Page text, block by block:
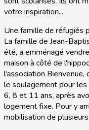
votre inspiration...
Une famille de réfugiés
La famille de Jean-
été, a emménagé
maison à côté de
l'association
le soulagement pour
6, 8 et 11 ans, après
logement fixe. Pour y
mobilisation de